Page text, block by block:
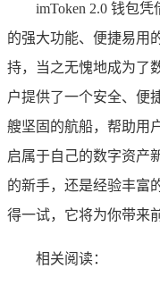
imToken 2.0 钱包
的强大功能、便捷易用
持，当之无愧地成为了
户提供了一个安全、便
艘坚固的航船，帮助用
启属于自己的数字资产
的新手，还是经验丰富
得一试，它将为你带来
相关阅读：